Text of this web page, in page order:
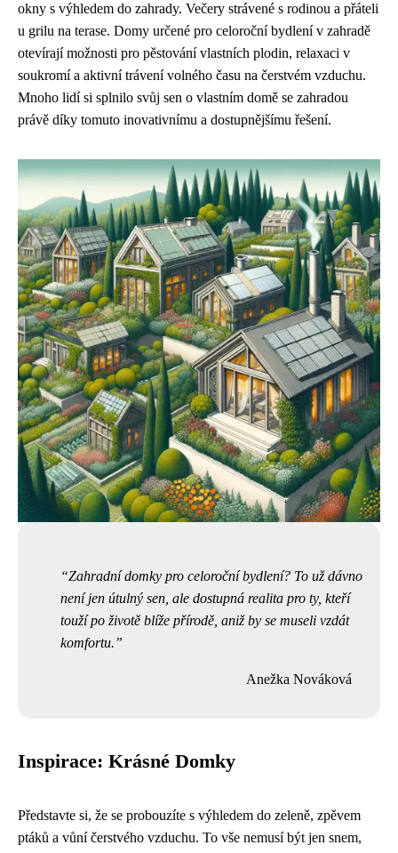
okny s výhledem do zahrady. Večery strávené s rodinou a přáteli
u grilu na terase. Domy určené pro celoroční bydlení v zahradě
otevírají možnosti pro pěstování vlastních plodin, relaxaci v
soukromí a aktivní trávení volného času na čerstvém vzduchu.
Mnoho lidí si splnilo svůj sen o vlastním domě se zahradou
právě díky tomuto inovativnímu a dostupnějšímu řešení.
Zahradní domky pro celoroční bydlení? To už dávno
není jen útulný sen, ale dostupná realita pro ty, kteří
touží po životě blíže přírodě, aniž by se museli vzdát
komfortu.
Anežka Nováková
Inspirace: Krásné Domky
Představte si, že se probouzíte s výhledem do zeleně, zpěvem
ptáků a vůní čerstvého vzduchu. To vše nemusí být jen snem,